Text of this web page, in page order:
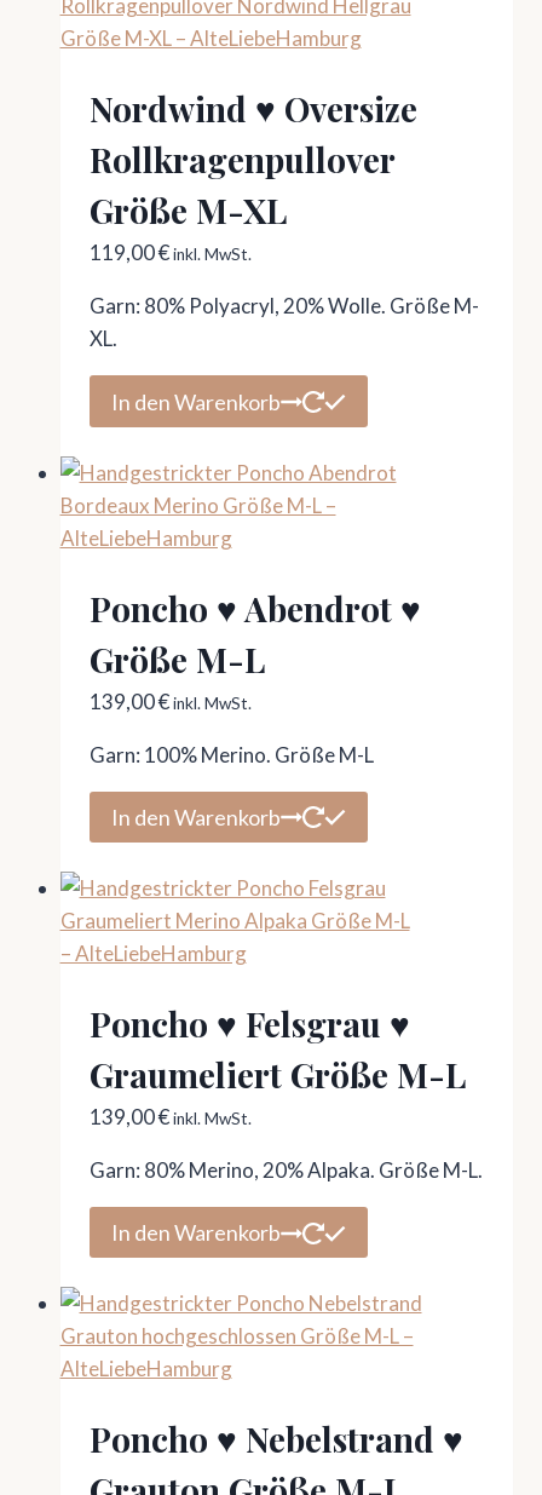
Nordwind ♥ Oversize
Rollkragenpullover
Größe M-XL
119,00€ inkl. MwSt.
Garn: 80% Polyacryl, 20% Wolle. Größe M-
XL.
In den Warenkorb
Poncho ♥ Abendrot ♥
Größe M-L
139,00€ inkl. MwSt.
Garn: 100% Merino. Größe M-L
In den Warenkorb
Poncho ♥ Felsgrau ♥
Graumeliert Größe M-L
139,00€ inkl. MwSt.
Garn: 80% Merino, 20% Alpaka. Größe M-L.
In den Warenkorb
Poncho ♥ Nebelstrand ♥